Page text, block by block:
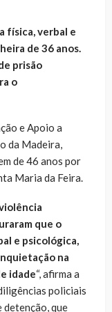
física, verbal e
de 36 anos.
prisão
o
e Apoio a
da Madeira,
de 46 anos por
Maria da Feira.
que o
e psicológica,
na
idade“, afirma a
policiais
detenção, que